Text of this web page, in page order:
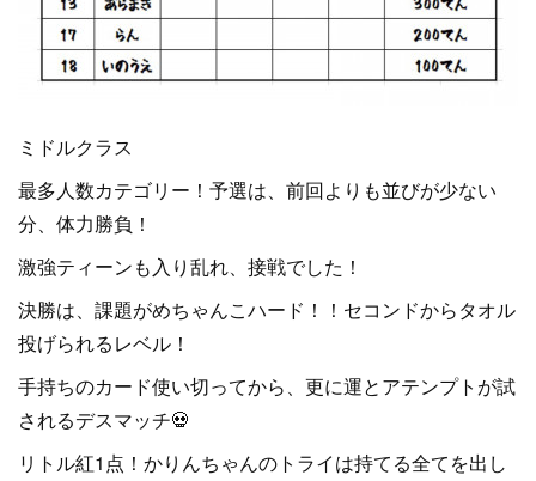
ミドルクラス
最多人数カテゴリー！予選は、前回よりも並びが少ない
分、体力勝負！
激強ティーンも入り乱れ、接戦でした！
決勝は、課題がめちゃんこハード！！セコンドからタオル
投げられるレベル！
手持ちのカード使い切ってから、更に運とアテンプトが試
されるデスマッチ💀
リトル紅1点！かりんちゃんのトライは持てる全てを出し